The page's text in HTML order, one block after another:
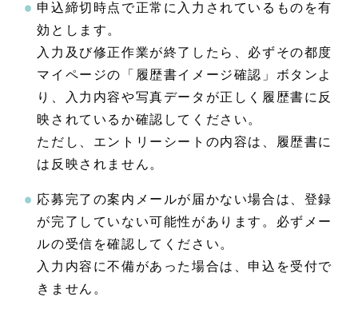
申込締切時点で正常に入力されているものを有
効とします。
入力及び修正作業が終了したら、必ずその都度
マイページの「履歴書イメージ確認」ボタンよ
り、入力内容や写真データが正しく履歴書に反
映されているか確認してください。
ただし、エントリーシートの内容は、履歴書に
は反映されません。
応募完了の案内メールが届かない場合は、登録
が完了していない可能性があります。必ずメー
ルの受信を確認してください。
入力内容に不備があった場合は、申込を受付で
きません。